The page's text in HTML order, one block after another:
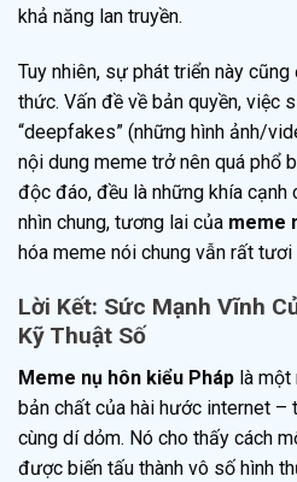
khả năng lan truyền.
Tuy nhiên, sự phát triển này
thức. Vấn đề về bản quyền, việc
“deepfakes” (những hình ảnh/
nội dung meme trở nên quá phổ
độc đáo, đều là những khía cạnh
nhìn chung, tương lai của meme
hóa meme nói chung vẫn rất
Lời Kết: Sức Mạnh Vĩnh
Kỹ Thuật Số
Meme nụ hôn kiểu Pháp là một
bản chất của hài hước internet –
cùng dí dỏm. Nó cho thấy cách
được biến tấu thành vô số hình